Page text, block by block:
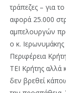
τράπεζες – για
αφορά 25.000
αμπελουργών
ο κ.
Περιφέρεια
ΤΕΙ Κρήτης αλλά
δεν βρεθεί